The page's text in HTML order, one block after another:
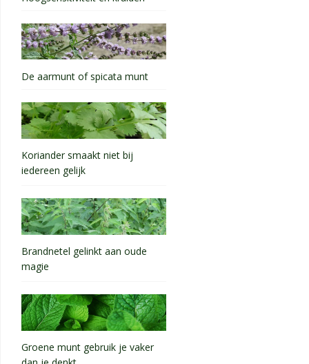
De aarmunt of spicata munt
Koriander smaakt niet bij
iedereen gelijk
Brandnetel gelinkt aan oude
magie
Groene munt gebruik je vaker